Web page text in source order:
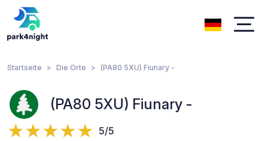
Startseite Die Orte (PA80 5XU) Fiunary -
(PA80 5XU) Fiunary -
5/5